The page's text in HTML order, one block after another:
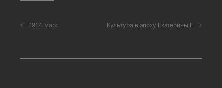
⟵ 1917: март Культура в эпоху Екатерины II ⟶